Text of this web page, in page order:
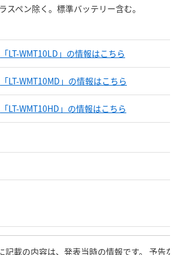
ペン除く。標準バッテリー含む。
「LT-WMT10LD」の情報はこちら
「LT-WMT10MD」の情報はこちら
「LT-WMT10HD」の情報はこちら
記載の内容は、発表当時の情報です。 予告な